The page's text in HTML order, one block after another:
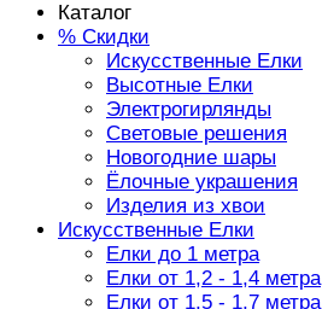
Каталог
% Скидки
Искусственные Елки
Высотные Елки
Электрогирлянды
Световые решения
Новогодние шары
Ёлочные украшения
Изделия из хвои
Искусственные Елки
Елки до 1 метра
Елки от 1,2 - 1,4 метра
Елки от 1,5 - 1,7 метра